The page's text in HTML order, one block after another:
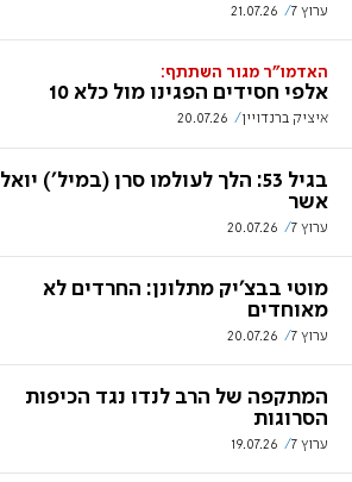
ערוץ 7 21.07.26
האדמו"ר מגור השתתף:
אלפי חסידים הפגינו מול כלא 10
איציק ברנדויין 20.07.26
בגיל 53: הלך לעולמו סרן (במיל') יואל
אשר
ערוץ 7 20.07.26
מוטי בבצ'יק מתלונן: החרדים לא
מאוחדים
ערוץ 7 20.07.26
המתקפה של הרב לנדו נגד הכיפות
הסרוגות
ערוץ 7 19.07.26